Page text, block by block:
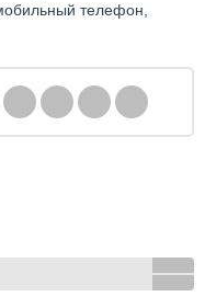
телефон,